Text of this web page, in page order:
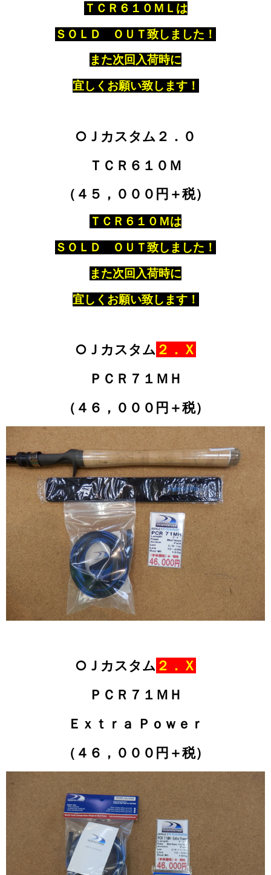
ＴＣＲ６１０ＭＬは
ＳＯＬＤ ＯＵＴ致しました！
また次回入荷時に
宜しくお願い致します！
○Ｊカスタム２．０
ＴＣＲ６１０Ｍ
（４５，０００円＋税）
ＴＣＲ６１０Ｍは
ＳＯＬＤ ＯＵＴ致しました！
また次回入荷時に
宜しくお願い致します！
○Ｊカスタム ２．Ｘ
ＰＣＲ７１ＭＨ
（４６，０００円＋税）
○Ｊカスタム ２．Ｘ
ＰＣＲ７１ＭＨ
Ｅｘｔｒａ Ｐｏｗｅｒ
（４６，０００円＋税）